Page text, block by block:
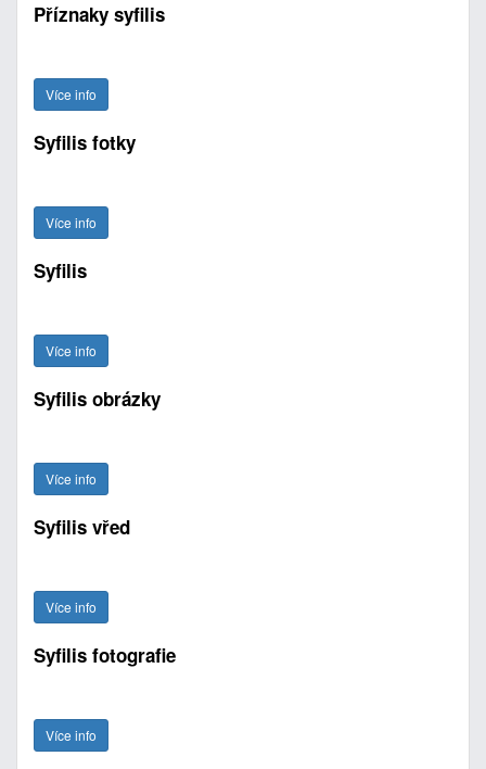
Příznaky syfilis
Více info
Syfilis fotky
Více info
Syfilis
Více info
Syfilis obrázky
Více info
Syfilis vřed
Více info
Syfilis fotografie
Více info